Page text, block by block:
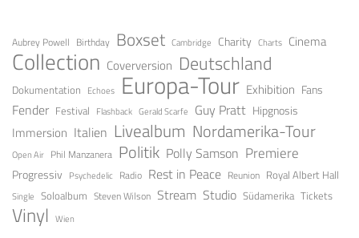
Aubrey Powell Birthday Boxset Cambridge Charity Charts Cinema
Collection Coverversion Deutschland
Dokumentation Echoes Europa-Tour Exhibition Fans
Fender Festival Flashback Gerald Scarfe Guy Pratt Hipgnosis
Immersion Italien Livealbum Nordamerika-Tour
Open Air Phil Manzanera Politik Polly Samson Premiere
Progressiv Psychedelic Radio Rest in Peace Reunion Royal Albert Hall
Single Soloalbum Steven Wilson Stream Studio Südamerika Tickets
Vinyl Wien